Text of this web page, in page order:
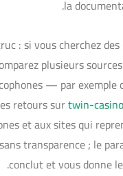
la
: si vous cherchez
plusieurs
— par exemple
retours surtwin-casino
et aux sites qui
transparence ; le
conclut et vous donne